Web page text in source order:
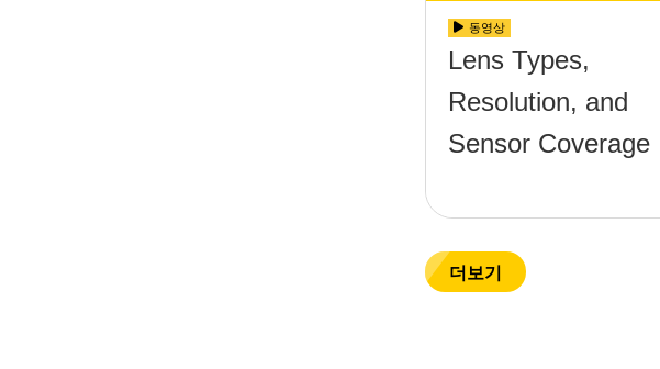
동영상
Lens Types,
Resolution, and
Sensor Coverage
더보기